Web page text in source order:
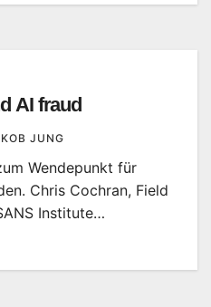
AI fraud
JUNG
Wendepunkt für
Chris Cochran, Field
Institute…